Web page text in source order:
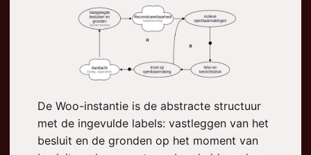
De Woo-instantie is de abstracte structuur
met de ingevulde labels: vastleggen van het
besluit en de gronden op het moment van